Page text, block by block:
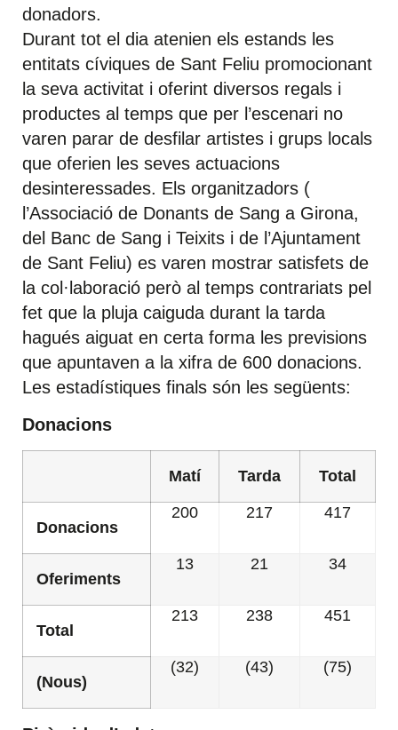
donadors.
Durant tot el dia atenien els estands les
entitats cíviques de Sant Feliu promocionant
la seva activitat i oferint diversos regals i
productes al temps que per l’escenari no
varen parar de desfilar artistes i grups locals
que oferien les seves actuacions
desinteressades. Els organitzadors (
l’Associació de Donants de Sang a Girona,
del Banc de Sang i Teixits i de l’Ajuntament
de Sant Feliu) es varen mostrar satisfets de
la col·laboració però al temps contrariats pel
fet que la pluja caiguda durant la tarda
hagués aiguat en certa forma les previsions
que apuntaven a la xifra de 600 donacions.
Les estadístiques finals són les següents:
Donacions
Matí Tarda Total
Donacions
200 217 417
Oferiments
13 21 34
Total
213 238 451
(Nous)
(32) (43) (75)